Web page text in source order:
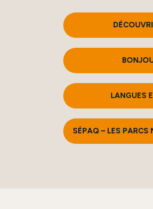
LANGUES
SÉPAQ – LES PARCS